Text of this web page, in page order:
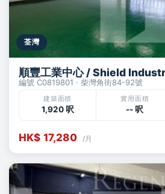
荃灣
順豐工業中心 / Shield
編號 C0819801 · 柴灣角街84-92號
建築面積
1,920 呎
實用面積
-- 呎
HK$ 17,280 /月